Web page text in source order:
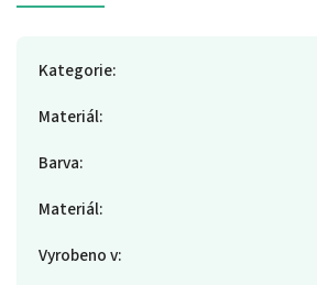
Kategorie:
Materiál:
Barva:
Materiál:
Vyrobeno v: